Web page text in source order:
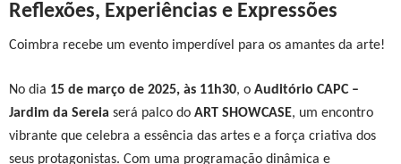
Reflexões, Experiências e Expressões
Coimbra recebe um evento imperdível para os amantes da arte!
No dia 15 de março de 2025, às 11h30, o Auditório CAPC –
Jardim da Sereia será palco do ART SHOWCASE, um encontro
vibrante que celebra a essência das artes e a força criativa dos
seus protagonistas. Com uma programação dinâmica e